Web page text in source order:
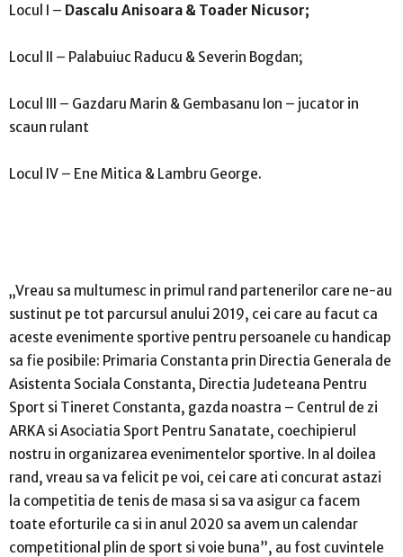
Locul I – Dascalu Anisoara & Toader Nicusor;
Locul II – Palabuiuc Raducu & Severin Bogdan;
Locul III – Gazdaru Marin & Gembasanu Ion – jucator in
scaun rulant
Locul IV – Ene Mitica & Lambru George.
„Vreau sa multumesc in primul rand partenerilor care ne-au
sustinut pe tot parcursul anului 2019, cei care au facut ca
aceste evenimente sportive pentru persoanele cu handicap
sa fie posibile: Primaria Constanta prin Directia Generala de
Asistenta Sociala Constanta, Directia Judeteana Pentru
Sport si Tineret Constanta, gazda noastra – Centrul de zi
ARKA si Asociatia Sport Pentru Sanatate, coechipierul
nostru in organizarea evenimentelor sportive. In al doilea
rand, vreau sa va felicit pe voi, cei care ati concurat astazi
la competitia de tenis de masa si sa va asigur ca facem
toate eforturile ca si in anul 2020 sa avem un calendar
competitional plin de sport si voie buna”, au fost cuvintele